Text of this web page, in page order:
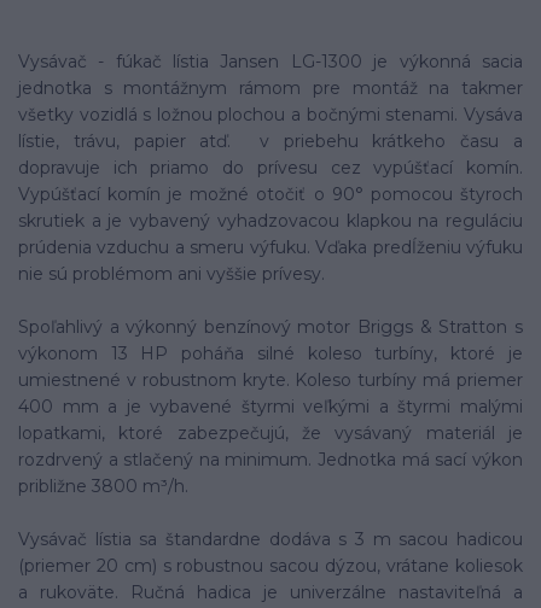
Vysávač - fúkač lístia Jansen LG-1300 je výkonná sacia
jednotka s montážnym rámom pre montáž na takmer
všetky vozidlá s ložnou plochou a bočnými stenami. Vysáva
lístie, trávu, papier atď. v priebehu krátkeho času a
dopravuje ich priamo do prívesu cez vypúšťací komín.
Vypúšťací komín je možné otočiť o 90° pomocou štyroch
skrutiek a je vybavený vyhadzovacou klapkou na reguláciu
prúdenia vzduchu a smeru výfuku. Vďaka predĺženiu výfuku
nie sú problémom ani vyššie prívesy.
Spoľahlivý a výkonný benzínový motor Briggs & Stratton s
výkonom 13 HP poháňa silné koleso turbíny, ktoré je
umiestnené v robustnom kryte. Koleso turbíny má priemer
400 mm a je vybavené štyrmi veľkými a štyrmi malými
lopatkami, ktoré zabezpečujú, že vysávaný materiál je
rozdrvený a stlačený na minimum. Jednotka má sací výkon
približne 3800 m³/h.
Vysávač lístia sa štandardne dodáva s 3 m sacou hadicou
(priemer 20 cm) s robustnou sacou dýzou, vrátane koliesok
a rukoväte. Ručná hadica je univerzálne nastaviteľná a